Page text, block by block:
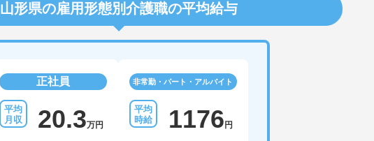
山形県の雇用形態別介護職の平均給与
正社員
20.3万円
非常勤・パート・アルバイト
1176 円